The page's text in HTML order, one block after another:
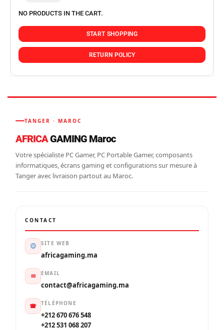
NO PRODUCTS IN THE CART.
START SHOPPING
RETURN POLICY
TANGER · MAROC
AFRICAGAMING Maroc
Votre spécialiste PC Gamer, PC Portable Gamer, composants
informatiques, écrans gaming et configurations sur mesure à
Tanger avec livraison partout au Maroc.
CONTACT
SITE WEB
africagaming.ma
✉ EMAIL
contact@africagaming.ma
☎ TÉLÉPHONE
+212 670 676 548
+212 531 068 207